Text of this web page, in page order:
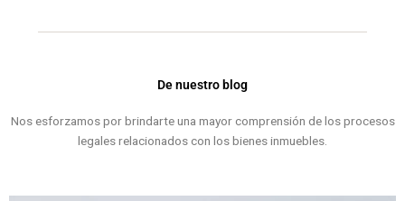
De nuestro blog
Nos esforzamos por brindarte una mayor comprensión de los procesos
legales relacionados con los bienes inmuebles.